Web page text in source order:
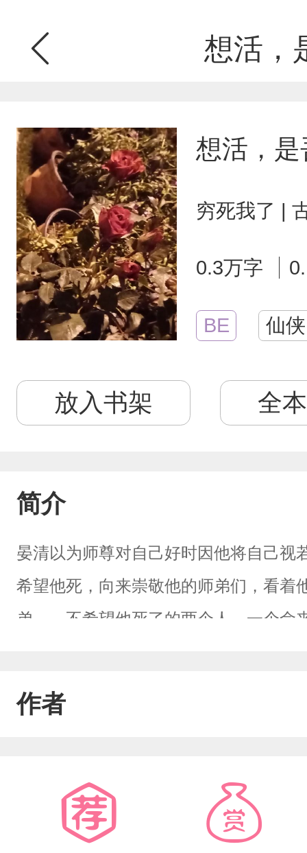
想活，
想活，
穷死我了 |
0.3万字
BE 仙侠
放入书架 全
简介
晏清以为师尊对自己好时因他将自己视
希望他死，向来崇敬他的师弟们，看着
弟……不希望他死了的两个人，一个命
作者